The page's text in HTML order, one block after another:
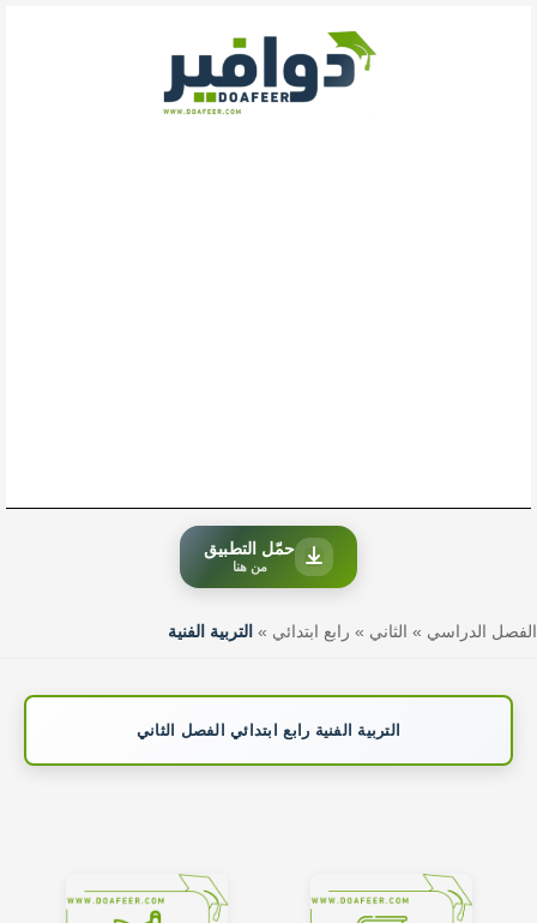
حمّل التطبيق
من هنا
الفصل الدراسي » الثاني » رابع ابتدائي » التربية الفنية
التربية الفنية رابع ابتدائي الفصل الثاني